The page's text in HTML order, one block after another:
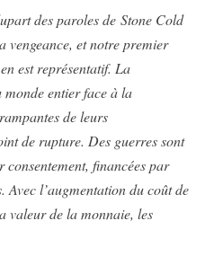
des paroles de Stone Cold
et notre premier
est représentatif. La
entier face à la
de leurs
de rupture. Des guerres sont
consentement, financées par
Avec l’augmentation du coût de
valeur de la monnaie, les